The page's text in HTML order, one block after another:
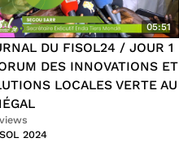
05:51
DU FISOL24 / JOUR 1
DES INNOVATIONS ET
LOCALES VERTE AU
2024